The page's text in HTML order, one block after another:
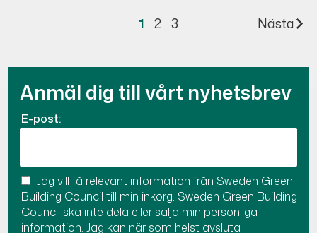
1 2 3 Nästa
Anmäl dig till vårt nyhetsbrev
E-post:
Jag vill få relevant information från Sweden Green
Building Council till min inkorg. Sweden Green Building
Council ska inte dela eller sälja min personliga
information. Jag kan när som helst avsluta